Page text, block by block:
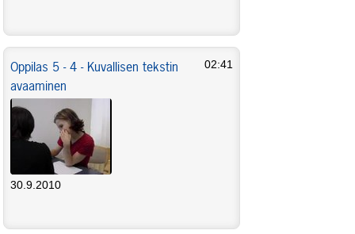
Oppilas 5 - 4 - Kuvallisen tekstin
avaaminen
02:41
30.9.2010